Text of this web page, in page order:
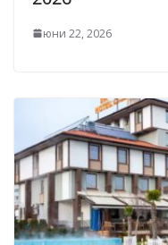
юни 22, 2026